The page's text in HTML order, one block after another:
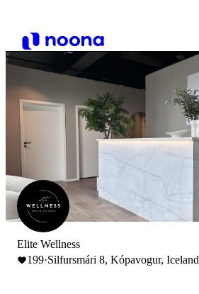
Elite Wellness
199·Silfursmári 8, Kópavogur, Iceland